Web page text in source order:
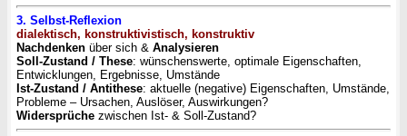
3. Selbst-Reflexion
dialektisch, konstruktivistisch, konstruktiv
Nachdenken über sich & Analysieren
Soll-Zustand / These: wünschenswerte, optimale Eigenschaften,
Entwicklungen, Ergebnisse, Umstände
Ist-Zustand / Antithese: aktuelle (negative) Eigenschaften, Umstände,
Probleme – Ursachen, Auslöser, Auswirkungen?
Widersprüche zwischen Ist- & Soll-Zustand?